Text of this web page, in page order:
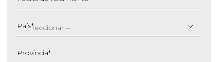
barra
MM
AAAA
País*
Provincia*